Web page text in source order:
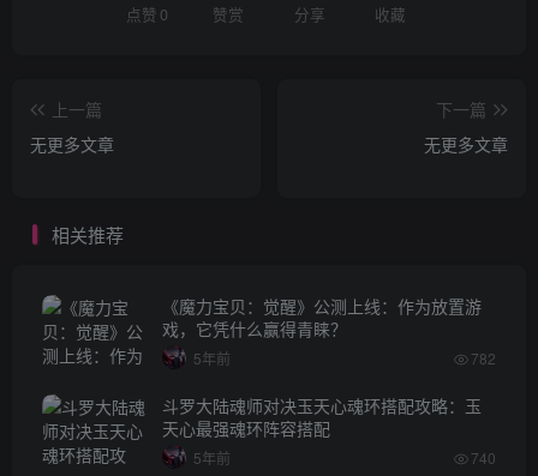
点赞 0 赞赏 分享 收藏
上一篇
无更多文章
下一篇
无更多文章
相关推荐
《魔力宝贝：觉醒》公测上线：作为放置游
戏，它凭什么赢得青睐？
5年前 782
斗罗大陆魂师对决玉天心魂环搭配攻略：玉
天心最强魂环阵容搭配
5年前 740